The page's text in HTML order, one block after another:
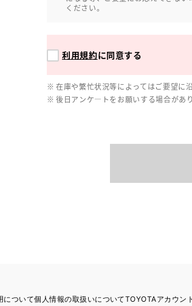
ください。
利用規約に同意する
在庫や繁忙状況等によってはご要望に
後日アンケ―トをお願いする場合があ
について個人情報の取扱いについてTOYOTAアカウン